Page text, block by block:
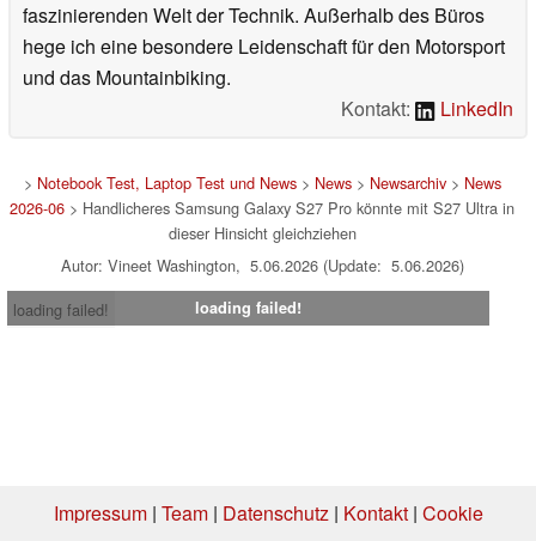
faszinierenden Welt der Technik. Außerhalb des Büros
hege ich eine besondere Leidenschaft für den Motorsport
und das Mountainbiking.
Kontakt:
LinkedIn
> Notebook Test, Laptop Test und News> News> Newsarchiv> News
2026-06 > Handlicheres Samsung Galaxy S27 Pro könnte mit S27 Ultra in
dieser Hinsicht gleichziehen
Autor: Vineet Washington, 5.06.2026 (Update: 5.06.2026)
loading failed!
loading failed!
Impressum| Team| Datenschutz| Kontakt| Cookie